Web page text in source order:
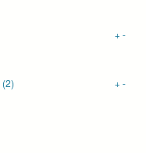
+-
(2) +-